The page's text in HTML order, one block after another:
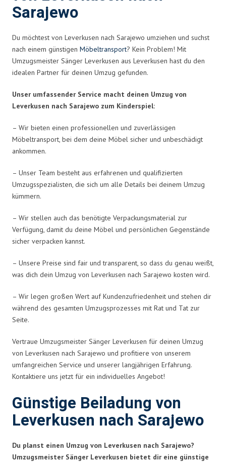
Sarajewo
Du möchtest von Leverkusen nach Sarajewo umziehen und suchst
nach einem günstigen Möbeltransport? Kein Problem! Mit
Umzugsmeister Sänger Leverkusen aus Leverkusen hast du den
idealen Partner für deinen Umzug gefunden.
Unser umfassender Service macht deinen Umzug von
Leverkusen nach Sarajewo zum Kinderspiel:
– Wir bieten einen professionellen und zuverlässigen
Möbeltransport, bei dem deine Möbel sicher und unbeschädigt
ankommen.
– Unser Team besteht aus erfahrenen und qualifizierten
Umzugsspezialisten, die sich um alle Details bei deinem Umzug
kümmern.
– Wir stellen auch das benötigte Verpackungsmaterial zur
Verfügung, damit du deine Möbel und persönlichen Gegenstände
sicher verpacken kannst.
– Unsere Preise sind fair und transparent, so dass du genau weißt,
was dich dein Umzug von Leverkusen nach Sarajewo kosten wird.
– Wir legen großen Wert auf Kundenzufriedenheit und stehen dir
während des gesamten Umzugsprozesses mit Rat und Tat zur
Seite.
Vertraue Umzugsmeister Sänger Leverkusen für deinen Umzug
von Leverkusen nach Sarajewo und profitiere von unserem
umfangreichen Service und unserer langjährigen Erfahrung.
Kontaktiere uns jetzt für ein individuelles Angebot!
Günstige Beiladung von
Leverkusen nach Sarajewo
Du planst einen Umzug von Leverkusen nach Sarajewo?
Umzugsmeister Sänger Leverkusen bietet dir eine günstige